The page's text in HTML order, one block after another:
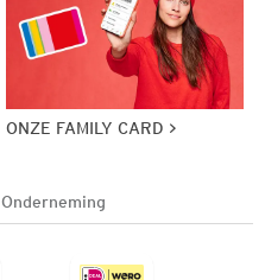
ONZE FAMILY CARD
Onderneming